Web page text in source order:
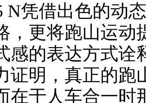
N凭借出色的动
，更将跑山运动
感的表达方式诠
证明，真正的跑
在于人车合一时